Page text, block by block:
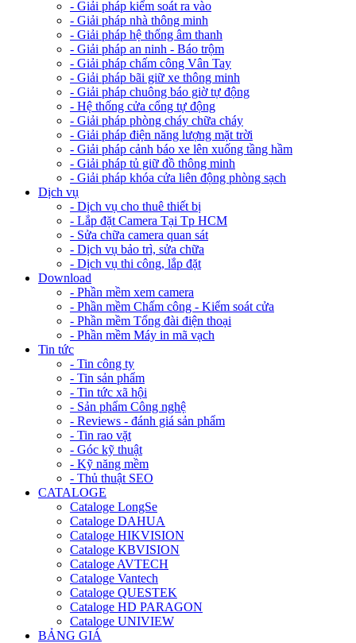
- Giải pháp kiểm soát ra vào
- Giải pháp nhà thông minh
- Giải pháp hệ thống âm thanh
- Giải pháp an ninh - Báo trộm
- Giải pháp chấm công Vân Tay
- Giải pháp bãi giữ xe thông minh
- Giải pháp chuông báo giờ tự động
- Hệ thống cửa cổng tự động
- Giải pháp phòng cháy chữa cháy
- Giải pháp điện năng lượng mặt trời
- Giải pháp cảnh báo xe lên xuống tầng hầm
- Giải pháp tủ giữ đồ thông minh
- Giải pháp khóa cửa liên động phòng sạch
Dịch vụ
- Dịch vụ cho thuê thiết bị
- Lắp đặt Camera Tại Tp HCM
- Sửa chữa camera quan sát
- Dịch vụ bảo trì, sửa chữa
- Dịch vụ thi công, lắp đặt
Download
- Phần mềm xem camera
- Phần mềm Chấm công - Kiểm soát cửa
- Phần mềm Tổng đài điện thoại
- Phần mềm Máy in mã vạch
Tin tức
- Tin công ty
- Tin sản phẩm
- Tin tức xã hội
- Sản phẩm Công nghệ
- Reviews - đánh giá sản phẩm
- Tin rao vặt
- Góc kỹ thuật
- Kỹ năng mềm
- Thủ thuật SEO
CATALOGE
Cataloge LongSe
Cataloge DAHUA
Cataloge HIKVISION
Cataloge KBVISION
Cataloge AVTECH
Cataloge Vantech
Cataloge QUESTEK
Cataloge HD PARAGON
Cataloge UNIVIEW
BẢNG GIÁ